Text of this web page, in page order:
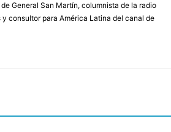
General San Martín, columnista de la radio
consultor para América Latina del canal de